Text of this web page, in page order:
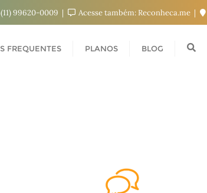
99620-0009 Acesse também: Reconheca.me
FREQUENTES PLANOS BLOG